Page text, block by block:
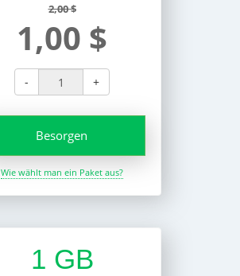
2,00 $
1,00 $
- +
Besorgen
Wie wählt man ein Paket aus?
1 GB